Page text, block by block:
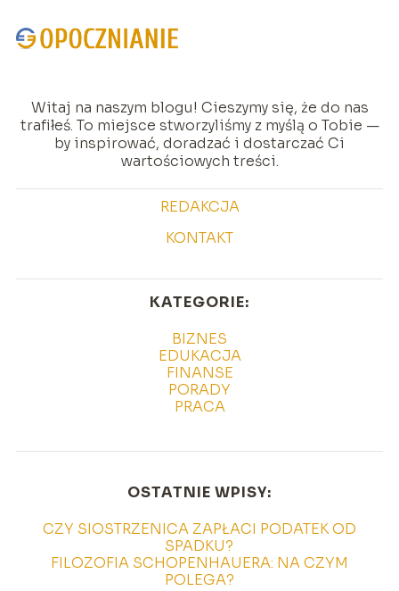
Witaj na naszym blogu! Cieszymy się, że do nas
trafiłeś. To miejsce stworzyliśmy z myślą o Tobie —
by inspirować, doradzać i dostarczać Ci
wartościowych treści.
REDAKCJA
KONTAKT
KATEGORIE:
BIZNES
EDUKACJA
FINANSE
PORADY
PRACA
OSTATNIE WPISY:
CZY SIOSTRZENICA ZAPŁACI PODATEK OD
SPADKU?
FILOZOFIA SCHOPENHAUERA: NA CZYM
POLEGA?